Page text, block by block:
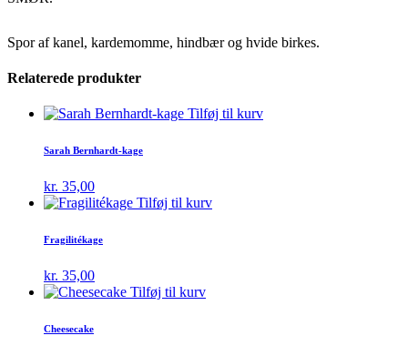
Spor af kanel, kardemomme, hindbær og hvide birkes.
Relaterede produkter
Tilføj til kurv
Sarah Bernhardt-kage
kr. 35,00
Tilføj til kurv
Fragilitékage
kr. 35,00
Tilføj til kurv
Cheesecake